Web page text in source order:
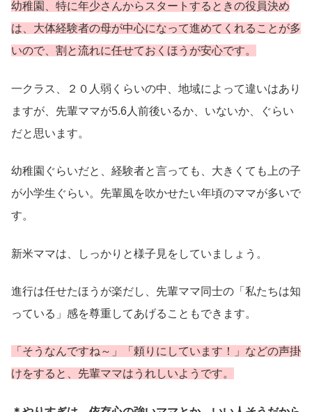
幼稚園、特に年少さんからスタートするときの役員決め
は、大体経験者の母が中心になって進めてくれることが多
いので、割と流れに任せておくほうが安心です。
一クラス、２０人弱くらいの中、地域によって違いはあり
ますが、先輩ママが5.6人前後いるか、いないか、ぐらい
だと思います。
幼稚園ぐらいだと、経験者と言っても、大きくても上の子
が小学生ぐらい。先輩風を吹かせたい年頃のママが多いで
す。
新米ママは、しっかりと様子見をしていましょう。
進行は任せたほうが楽だし、先輩ママ同士の「私たちは知
っている」感を尊重してあげることもできます。
「そうなんですね～」「頼りにしています！」などの声掛
けをすると、先輩ママはうれしいようです。